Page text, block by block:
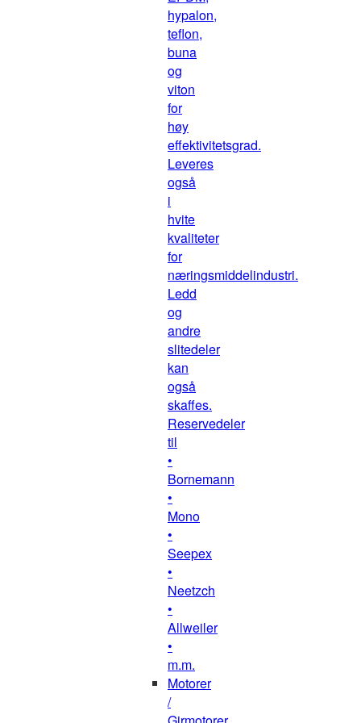
hypalon,
teflon,
buna
og
viton
for
høy
effektivitetsgrad.
Leveres
også
i
hvite
kvaliteter
for
næringsmiddelindustri.
Ledd
og
andre
slitedeler
kan
også
skaffes.
Reservedeler
til
•
Bornemann
•
Mono
•
Seepex
•
Neetzch
•
Allweiler
•
m.m.
Motorer
/